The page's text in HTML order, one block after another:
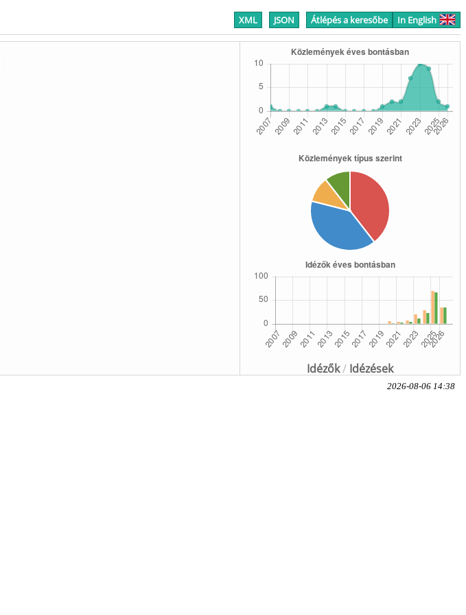
XML JSON Átlépés a keresőbe In English
Idézők/ Idézések
2026-08-06 14:38